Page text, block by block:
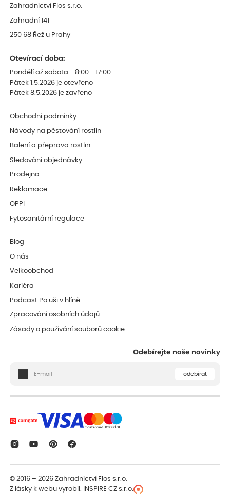
Zahradnictví Flos s.r.o.
Zahradní 141
250 68 Řež u Prahy
Otevírací doba:
Pondělí až sobota - 8:00 - 17:00
Pátek 1.5.2026 je otevřeno
Pátek 8.5.2026 je zavřeno
Obchodní podmínky
Návody na pěstování rostlin
Balení a přeprava rostlin
Sledování objednávky
Prodejna
Reklamace
OPPI
Fytosanitární regulace
Blog
O nás
Velkoobchod
Kariéra
Podcast Po uši v hlíně
Zpracování osobních údajů
Zásady o používání souborů cookie
Odebírejte naše novinky
odebírat
© 2016 – 2026Zahradnictví Flos s.r.o.
Z lásky k webu vyrobil:
INSPIRE CZ s.r.o.